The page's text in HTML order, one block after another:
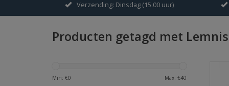
Verzending: Dinsdag (15.00 uur)
Producten getagd met
Min: €0 Max: €40